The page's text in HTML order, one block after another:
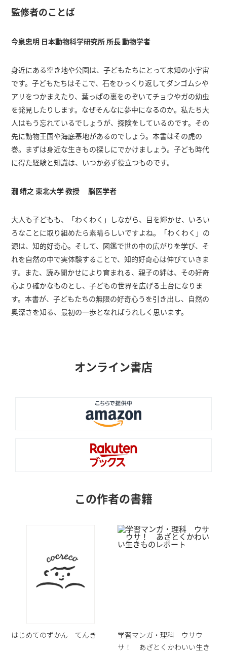
監修者のことば
今泉忠明 日本動物科学研究所 所長 動物学者
身近にある空き地や公園は、子どもたちにとって未知の小宇宙
です。子どもたちはそこで、石をひっくり返してダンゴムシや
アリをつかまえたり、葉っぱの裏をのぞいてチョウやガの幼虫
を発見したりします。なぜそんなに夢中になるのか。私たち大
人はもう忘れているでしょうが、探険をしているのです。その
先に動物王国や海底基地があるのでしょう。本書はその虎の
巻。まずは身近な生きもの探しにでかけましょう。子ども時代
に得た経験と知識は、いつか必ず役立つものです。
瀧 靖之 東北大学 教授 脳医学者
大人も子どもも、「わくわく」しながら、目を輝かせ、いろい
ろなことに取り組めたら素晴らしいですよね。「わくわく」の
源は、知的好奇心。そして、図鑑で世の中の広がりを学び、そ
れを自然の中で実体験することで、知的好奇心は伸びていきま
す。また、読み聞かせにより育まれる、親子の絆は、その好奇
心より確かなものとし、子どもの世界を広げる土台になりま
す。本書が、子どもたちの無限の好奇心うを引き出し、自然の
奥深さを知る、最初の一歩となればうれしく思います。
オンライン書店
この作者の書籍
はじめてのずかん てんき
学習マンガ・理科 ウサウ
サ！ あざとくかわいい生き